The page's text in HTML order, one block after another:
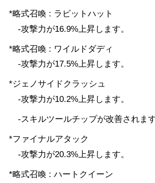
*略式召喚 : ラビットハット
-攻撃力が16.9%上昇します。
*略式召喚 : ワイルドダディ
-攻撃力が17.5%上昇します。
*ジェノサイドクラッシュ
-攻撃力が10.2%上昇します。
-スキルツールチップが改善されます
*ファイナルアタック
-攻撃力が20.3%上昇します。
*略式召喚 : ハートクイーン